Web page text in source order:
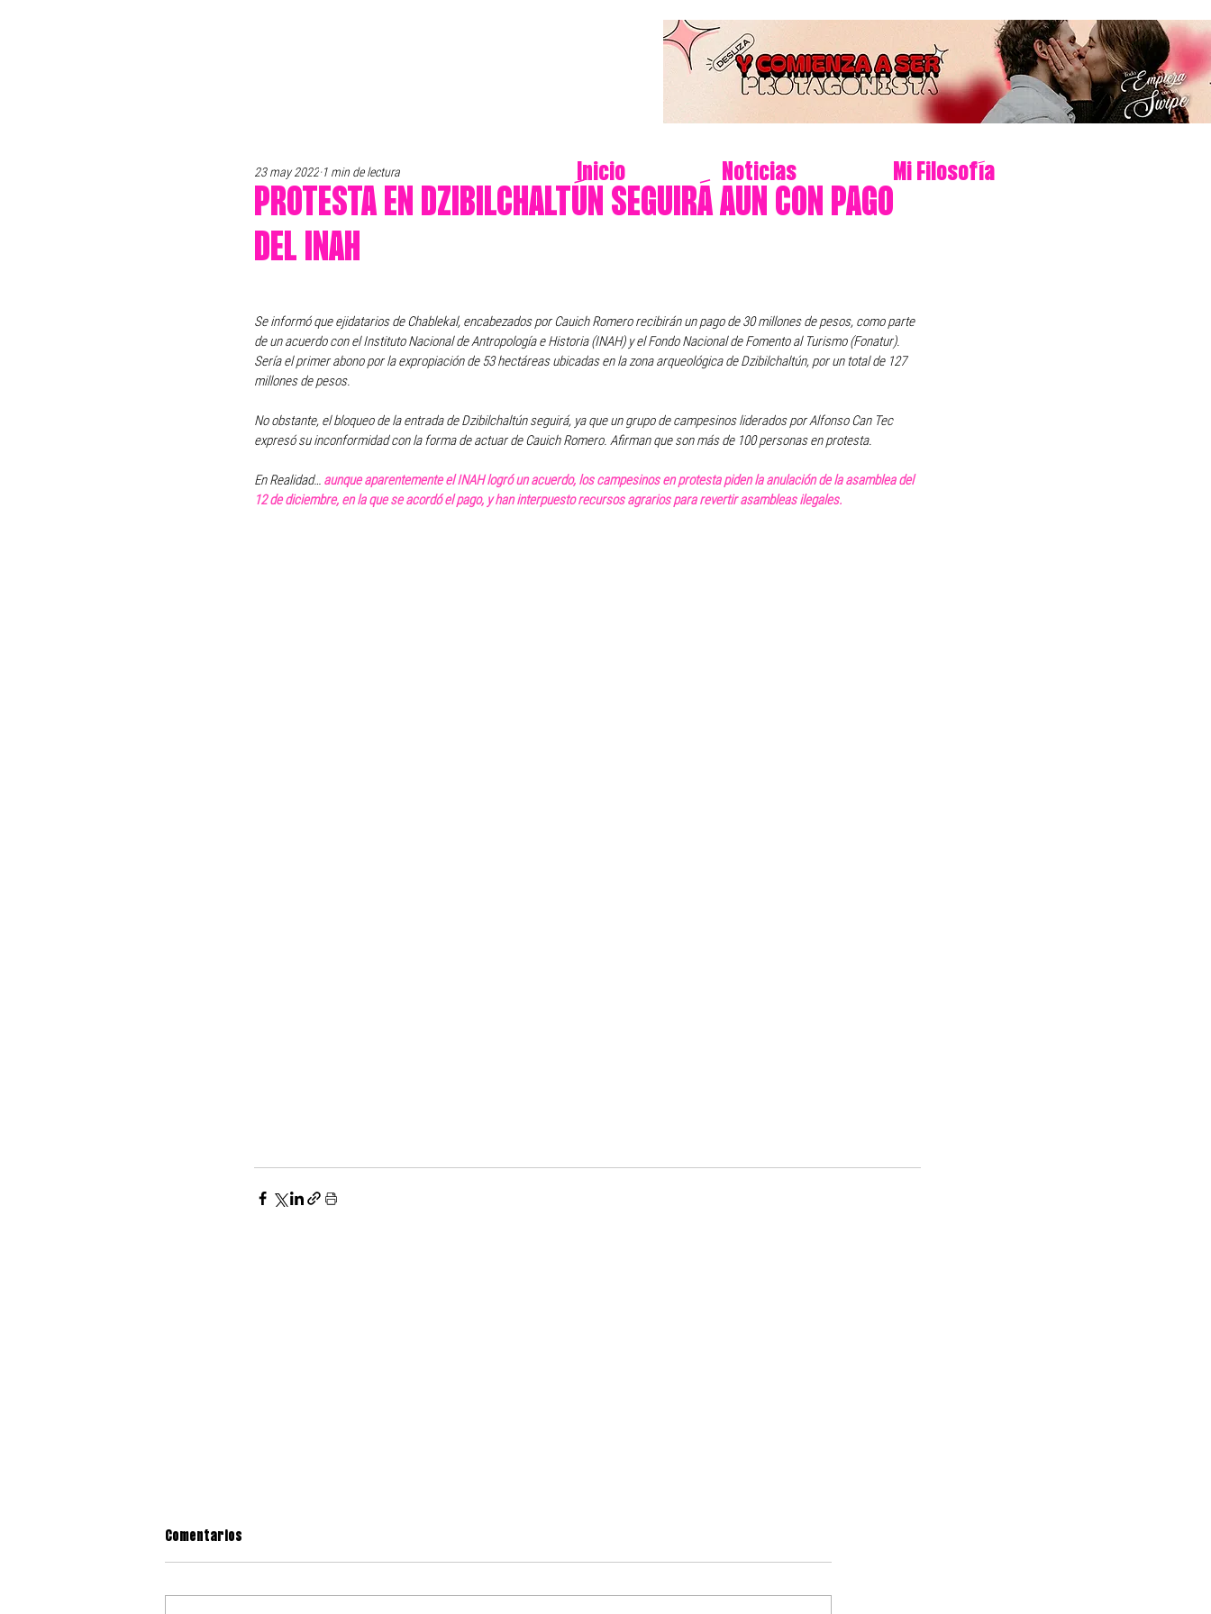
PROTESTA EN DZIBILCHALTÚN SEGUIRÁ AUN CON PAGO
DEL INAH
23 may 20221 min de lectura
Se informó que ejidatarios de Chablekal, encabezados por Cauich Romero recibirán un pago de 30 millones de pesos, como parte
de un acuerdo con el Instituto Nacional de Antropología e Historia (INAH) y el Fondo Nacional de Fomento al Turismo (Fonatur).
Sería el primer abono por la expropiación de 53 hectáreas ubicadas en la zona arqueológica de Dzibilchaltún, por un total de 127
millones de pesos.
No obstante, el bloqueo de la entrada de Dzibilchaltún seguirá, ya que un grupo de campesinos liderados por Alfonso Can Tec
expresó su inconformidad con la forma de actuar de Cauich Romero. Afirman que son más de 100 personas en protesta.
En Realidad… aunque aparentemente el INAH logró un acuerdo, los campesinos en protesta piden la anulación de la asamblea del
12 de diciembre, en la que se acordó el pago, y han interpuesto recursos agrarios para revertir asambleas ilegales.
Comentarios
Inicio Noticias Mi Filosofía